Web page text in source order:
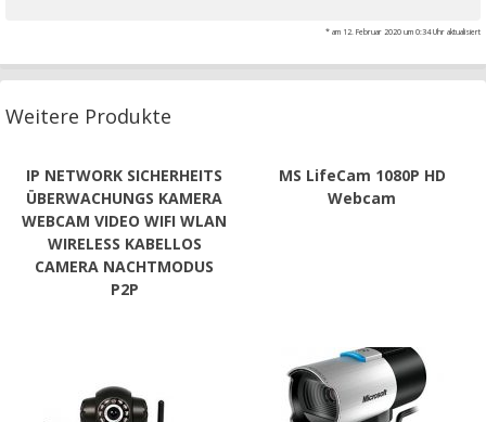
* am 12. Februar 2020 um 0:34 Uhr aktualisiert
Weitere Produkte
IP NETWORK SICHERHEITS
ÜBERWACHUNGS KAMERA
WEBCAM VIDEO WIFI WLAN
WIRELESS KABELLOS
CAMERA NACHTMODUS
P2P
MS LifeCam 1080P HD
Webcam